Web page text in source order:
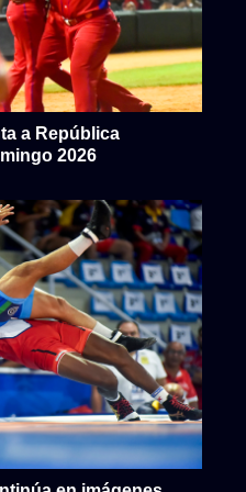
a República
2026